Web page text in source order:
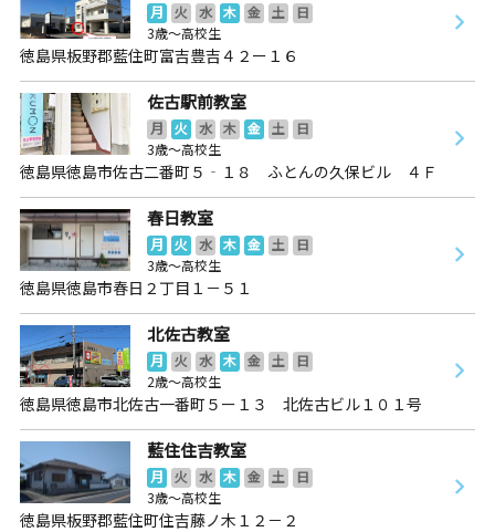
月 火 水 木 金 土
日
3歳～高校生
徳島県板野郡藍住町富吉豊吉４２ー１６
佐古駅前教室
月 火 水 木 金 土
日
3歳～高校生
徳島県徳島市佐古二番町５‐１８ ふとんの久保ビル ４Ｆ
春日教室
月 火 水 木 金 土
日
3歳～高校生
徳島県徳島市春日２丁目１－５１
北佐古教室
月 火 水 木 金 土
日
2歳～高校生
徳島県徳島市北佐古一番町５ー１３ 北佐古ビル１０１号
藍住住吉教室
月 火 水 木 金 土
日
3歳～高校生
徳島県板野郡藍住町住吉藤ノ木１２－２